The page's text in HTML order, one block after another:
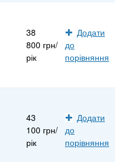
38
800 грн/
рік
Додати
до
порівняння
43
100 грн/
рік
Додати
до
порівняння